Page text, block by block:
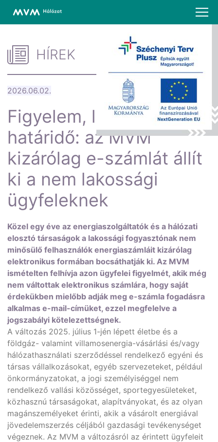
HÍREK
2026.06.02.
Figyelem, lejárt a
határidő: az MVM
kizárólag e-számlát állít
ki a nem lakossági
ügyfeleknek
Közel egy éve az energiaszolgáltatók és a hálózati
elosztó társaságok a lakossági fogyasztónak nem
minősülő felhasználók energiaszámláit kizárólag
elektronikus formában bocsáthatják ki. Az MVM
ismételten felhívja azon ügyfelei figyelmét, akik még
nem váltottak elektronikus számlára, hogy saját
érdekükben mielőbb adják meg e-számla fogadásra
alkalmas e-mail-címüket, ezzel megfelelve a
jogszabályi kötelezettségnek.
A változás 2025. július 1-jén lépett életbe és a
földgáz- valamint villamosenergia-vásárlási és/vagy
hálózathasználati szerződéssel rendelkező egyéni és
társas vállalkozásokat, egyéb szervezeteket, például
önkormányzatokat, a jogi személyiséggel nem
rendelkező vallási közösséget, sportegyesületeket,
közhasznú társaságokat, alapítványokat, és az olyan
magánszemélyeket érinti, akik a vásárolt energiával
jövedelemszerzés céljából gazdasági tevékenységet
végeznek. Az MVM a változásról az érintett ügyfeleit